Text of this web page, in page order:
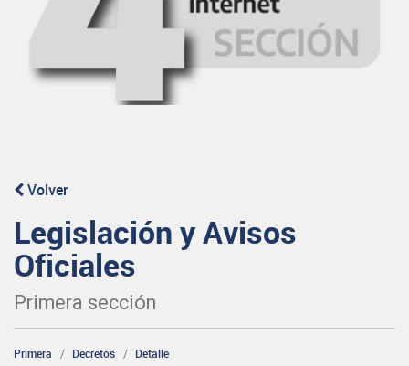
Volver
Legislación y Avisos
Oficiales
Primera sección
Primera Decretos Detalle